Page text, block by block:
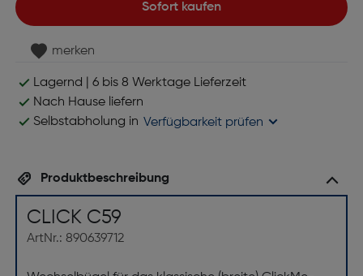
Sofort kaufen
merken
Lagernd | 6 bis 8 Werktage Lieferzeit
Nach Hause liefern
Selbstabholung in Verfügbarkeit prüfen
Produktbeschreibung
CLICK C59
ArtNr.: 890639712